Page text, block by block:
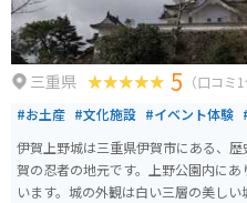
三重県 5 （口コミ1
#お土産 #文化施設 #イベント体験
伊賀上野城は三重県伊賀市にある、
賀の忍者の地元です。上野公園内に
います。城の外観は白い三層の美し